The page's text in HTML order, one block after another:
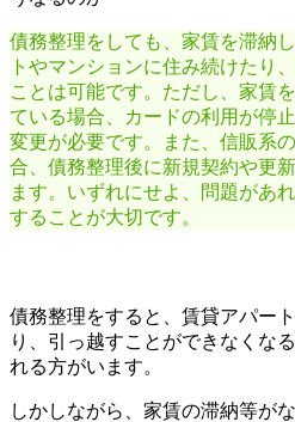
債務整理をしても、家賃を滞納
トやマンションに住み続けたり
ことは可能です。ただし、家賃
ている場合、カードの利用が停
変更が必要です。また、信販系
合、債務整理後に新規契約や更
ます。いずれにせよ、問題があ
することが大切です。
債務整理をすると、賃貸アパー
り、引っ越すことができなくな
れる方がいます。
しかしながら、家賃の滞納等が